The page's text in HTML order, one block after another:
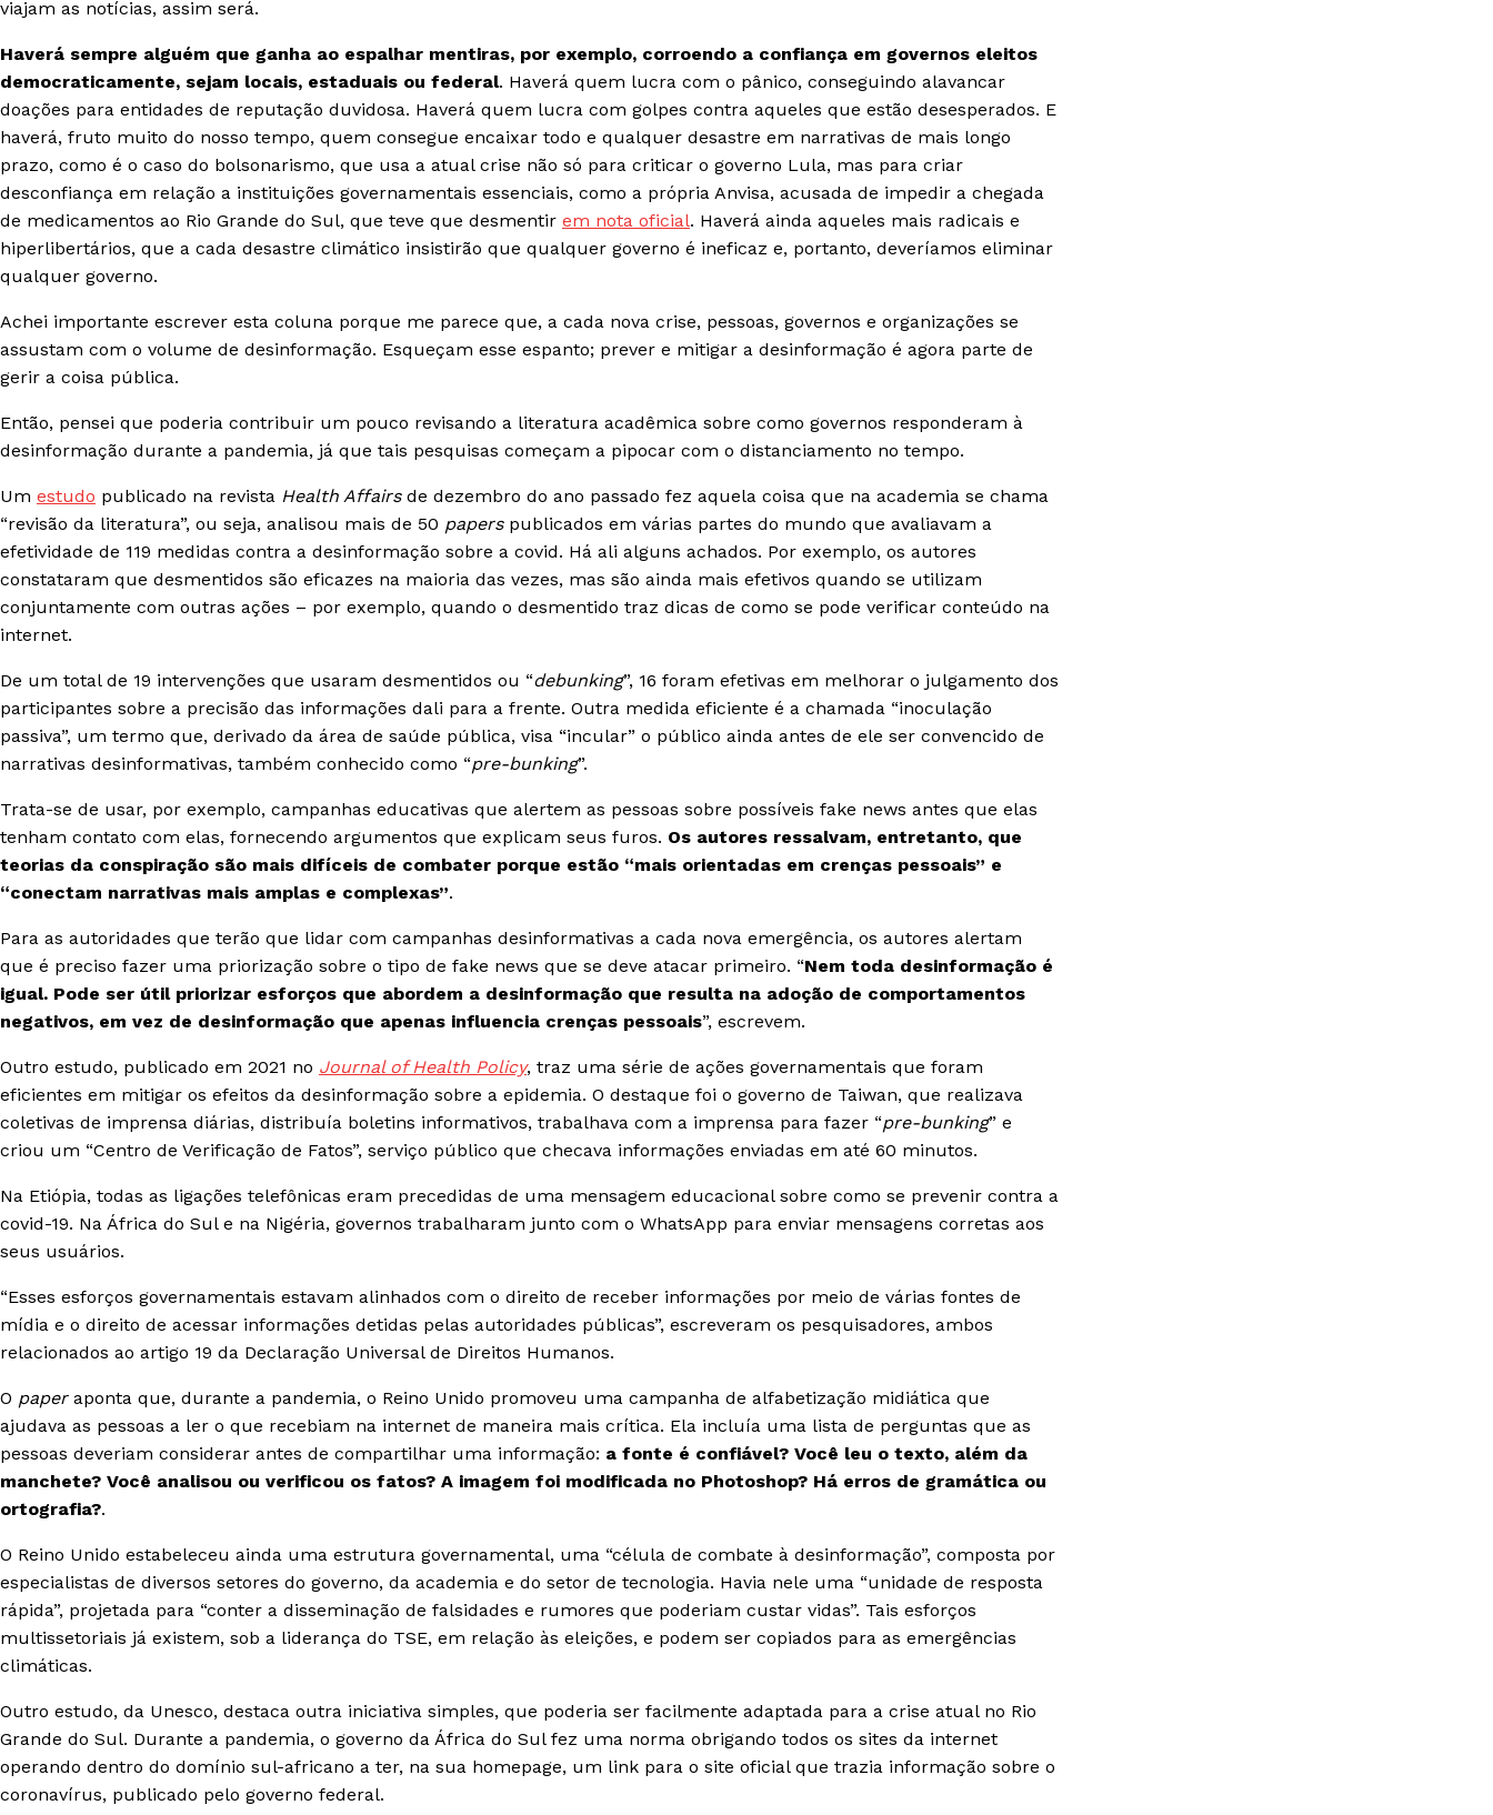
viajam as notícias, assim será.
Haverá sempre alguém que ganha ao espalhar mentiras, por exemplo, corroendo a confiança em governos eleitos
democraticamente, sejam locais, estaduais ou federal. Haverá quem lucra com o pânico, conseguindo alavancar
doações para entidades de reputação duvidosa. Haverá quem lucra com golpes contra aqueles que estão desesperados. E
haverá, fruto muito do nosso tempo, quem consegue encaixar todo e qualquer desastre em narrativas de mais longo
prazo, como é o caso do bolsonarismo, que usa a atual crise não só para criticar o governo Lula, mas para criar
desconfiança em relação a instituições governamentais essenciais, como a própria Anvisa, acusada de impedir a chegada
de medicamentos ao Rio Grande do Sul, que teve que desmentir em nota oficial. Haverá ainda aqueles mais radicais e
hiperlibertários, que a cada desastre climático insistirão que qualquer governo é ineficaz e, portanto, deveríamos eliminar
qualquer governo.
Achei importante escrever esta coluna porque me parece que, a cada nova crise, pessoas, governos e organizações se
assustam com o volume de desinformação. Esqueçam esse espanto; prever e mitigar a desinformação é agora parte de
gerir a coisa pública.
Então, pensei que poderia contribuir um pouco revisando a literatura acadêmica sobre como governos responderam à
desinformação durante a pandemia, já que tais pesquisas começam a pipocar com o distanciamento no tempo.
Um estudo publicado na revista Health Affairsde dezembro do ano passado fez aquela coisa que na academia se chama
“revisão da literatura”, ou seja, analisou mais de 50 paperspublicados em várias partes do mundo que avaliavam a
efetividade de 119 medidas contra a desinformação sobre a covid. Há ali alguns achados. Por exemplo, os autores
constataram que desmentidos são eficazes na maioria das vezes, mas são ainda mais efetivos quando se utilizam
conjuntamente com outras ações – por exemplo, quando o desmentido traz dicas de como se pode verificar conteúdo na
internet.
De um total de 19 intervenções que usaram desmentidos ou “debunking”, 16 foram efetivas em melhorar o julgamento dos
participantes sobre a precisão das informações dali para a frente. Outra medida eficiente é a chamada “inoculação
passiva”, um termo que, derivado da área de saúde pública, visa “incular” o público ainda antes de ele ser convencido de
narrativas desinformativas, também conhecido como “pre-bunking”.
Trata-se de usar, por exemplo, campanhas educativas que alertem as pessoas sobre possíveis fake news antes que elas
tenham contato com elas, fornecendo argumentos que explicam seus furos. Os autores ressalvam, entretanto, que
teorias da conspiração são mais difíceis de combater porque estão “mais orientadas em crenças pessoais” e
“conectam narrativas mais amplas e complexas”.
Para as autoridades que terão que lidar com campanhas desinformativas a cada nova emergência, os autores alertam
que é preciso fazer uma priorização sobre o tipo de fake news que se deve atacar primeiro. “Nem toda desinformação é
igual. Pode ser útil priorizar esforços que abordem a desinformação que resulta na adoção de comportamentos
negativos, em vez de desinformação que apenas influencia crenças pessoais”, escrevem.
Outro estudo, publicado em 2021 no Journal of Health Policy, traz uma série de ações governamentais que foram
eficientes em mitigar os efeitos da desinformação sobre a epidemia. O destaque foi o governo de Taiwan, que realizava
coletivas de imprensa diárias, distribuía boletins informativos, trabalhava com a imprensa para fazer “pre-bunking” e
criou um “Centro de Verificação de Fatos”, serviço público que checava informações enviadas em até 60 minutos.
Na Etiópia, todas as ligações telefônicas eram precedidas de uma mensagem educacional sobre como se prevenir contra a
covid-19. Na África do Sul e na Nigéria, governos trabalharam junto com o WhatsApp para enviar mensagens corretas aos
seus usuários.
“Esses esforços governamentais estavam alinhados com o direito de receber informações por meio de várias fontes de
mídia e o direito de acessar informações detidas pelas autoridades públicas”, escreveram os pesquisadores, ambos
relacionados ao artigo 19 da Declaração Universal de Direitos Humanos.
O paperaponta que, durante a pandemia, o Reino Unido promoveu uma campanha de alfabetização midiática que
ajudava as pessoas a ler o que recebiam na internet de maneira mais crítica. Ela incluía uma lista de perguntas que as
pessoas deveriam considerar antes de compartilhar uma informação: a fonte é confiável? Você leu o texto, além da
manchete? Você analisou ou verificou os fatos? A imagem foi modificada no Photoshop? Há erros de gramática ou
ortografia?.
O Reino Unido estabeleceu ainda uma estrutura governamental, uma “célula de combate à desinformação”, composta por
especialistas de diversos setores do governo, da academia e do setor de tecnologia. Havia nele uma “unidade de resposta
rápida”, projetada para “conter a disseminação de falsidades e rumores que poderiam custar vidas”. Tais esforços
multissetoriais já existem, sob a liderança do TSE, em relação às eleições, e podem ser copiados para as emergências
climáticas.
Outro estudo, da Unesco, destaca outra iniciativa simples, que poderia ser facilmente adaptada para a crise atual no Rio
Grande do Sul. Durante a pandemia, o governo da África do Sul fez uma norma obrigando todos os sites da internet
operando dentro do domínio sul-africano a ter, na sua homepage, um link para o site oficial que trazia informação sobre o
coronavírus, publicado pelo governo federal.